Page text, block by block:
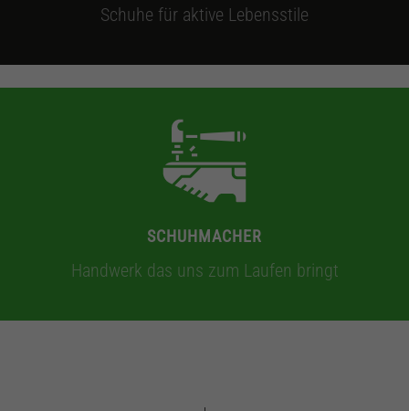
Schuhe für aktive Lebensstile
SCHUHMACHER
Handwerk das uns zum Laufen bringt